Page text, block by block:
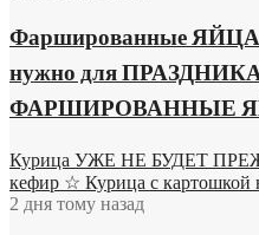
Фаршированные
нужно для
ФАРШИРОВАННЫЕ
Курица УЖЕ НЕ БУДЕТ
кефир ☆ Курица с картошкой
2 дня тому назад